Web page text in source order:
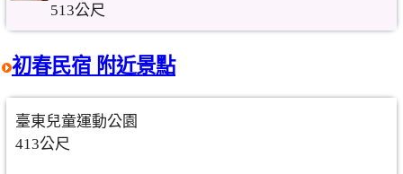
513公尺
初春民宿 附近景點
臺東兒童運動公園
413公尺